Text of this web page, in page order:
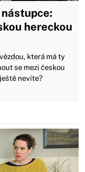
hereckou
která má ty
se mezi českou
nevíte?